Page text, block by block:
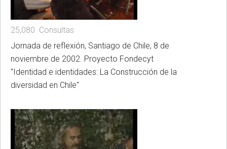
25,080 Consultas
Jornada de reflexión, Santiago de Chile, 8 de
noviembre de 2002. Proyecto Fondecyt
"Identidad e identidades: La Construcción de la
diversidad en Chile"